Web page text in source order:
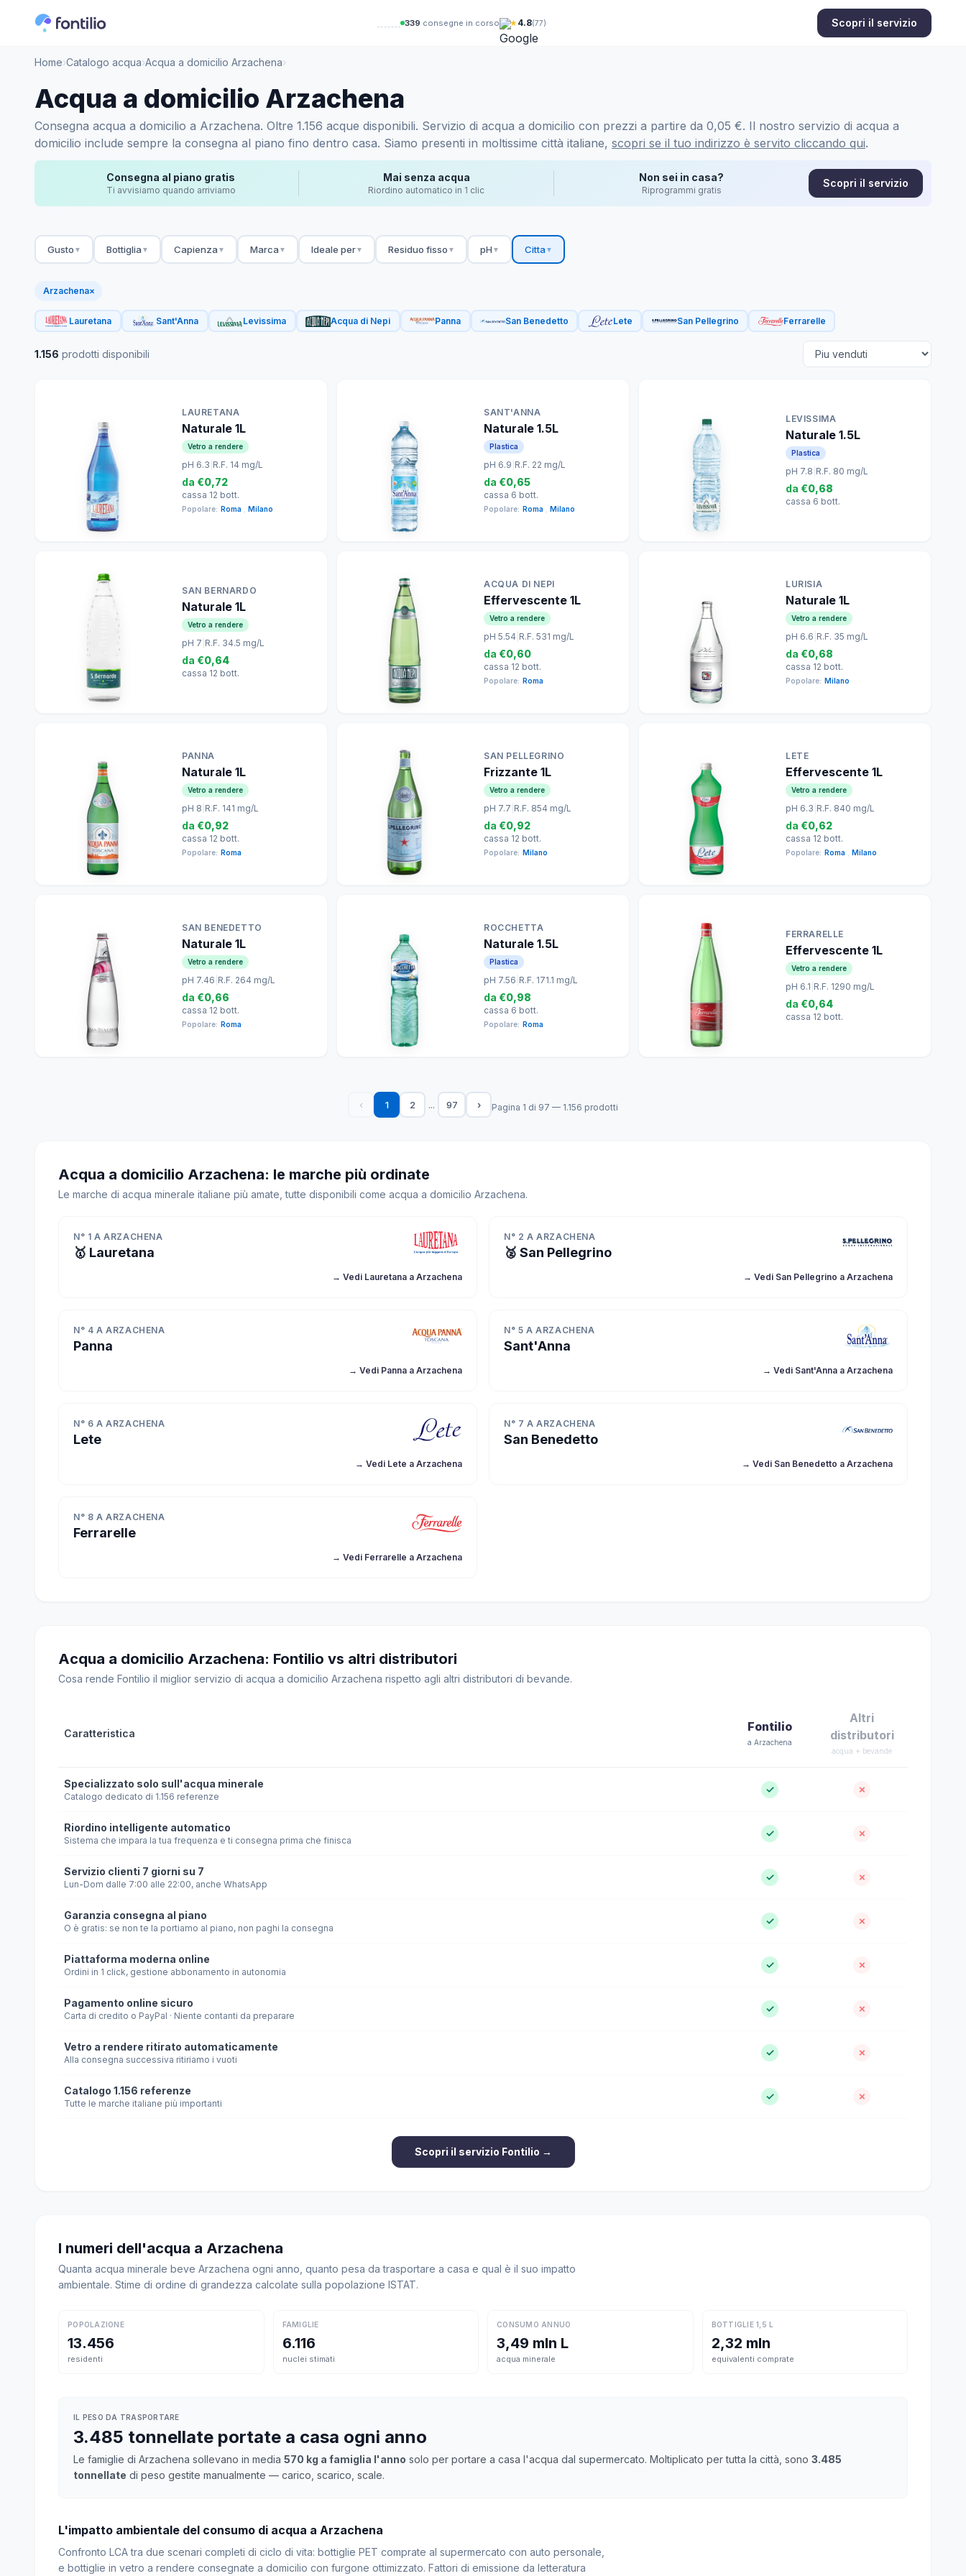
340 consegne in corso ★4.8(77) Scopri il servizio
Home›Catalogo acqua›Acqua a domicilio Arzachena›
Acqua a domicilio Arzachena
Consegna acqua a domicilio a Arzachena. Oltre 1.156 acque disponibili. Servizio di acqua a domicilio con prezzi a partire da 0,05 €. Il nostro servizio di acqua a
domicilio include sempre la consegna al piano fino dentro casa. Siamo presenti in moltissime città italiane, scopri se il tuo indirizzo è servito cliccando qui.
Consegna al piano gratis
Ti avvisiamo quando arriviamo
Mai senza acqua
Riordino automatico in 1 clic
Non sei in casa?
Riprogrammi gratis
Scopri il servizio
Gusto ▼ Bottiglia ▼ Capienza ▼ Marca ▼ Ideale per▼ Residuo fisso ▼ pH ▼ Citta▼
Arzachena×
Lauretana Sant'Anna Levissima Acqua di Nepi Panna San Benedetto Lete San Pellegrino Ferrarelle
1.156 prodotti disponibili
LAURETANA
Naturale 1L
Vetro a rendere
pH 6.3 R.F. 14 mg/L
da €0,72
cassa 12 bott.
Popolare: Roma Milano
SANT'ANNA
Naturale 1.5L
Plastica
pH 6.9 R.F. 22 mg/L
da €0,65
cassa 6 bott.
Popolare: Roma Milano
LEVISSIMA
Naturale 1.5L
Plastica
pH 7.8 R.F. 80 mg/L
da €0,68
cassa 6 bott.
SAN BERNARDO
Naturale 1L
Vetro a rendere
pH 7 R.F. 34.5 mg/L
da €0,64
cassa 12 bott.
ACQUA DI NEPI
Effervescente 1L
Vetro a rendere
pH 5.54 R.F. 531 mg/L
da €0,60
cassa 12 bott.
Popolare: Roma
LURISIA
Naturale 1L
Vetro a rendere
pH 6.6 R.F. 35 mg/L
da €0,68
cassa 12 bott.
Popolare: Milano
PANNA
Naturale 1L
Vetro a rendere
pH 8 R.F. 141 mg/L
da €0,92
cassa 12 bott.
Popolare: Roma
SAN PELLEGRINO
Frizzante 1L
Vetro a rendere
pH 7.7 R.F. 854 mg/L
da €0,92
cassa 12 bott.
Popolare: Milano
LETE
Effervescente 1L
Vetro a rendere
pH 6.3 R.F. 840 mg/L
da €0,62
cassa 12 bott.
Popolare: Roma Milano
SAN BENEDETTO
Naturale 1L
Vetro a rendere
pH 7.46 R.F. 264 mg/L
da €0,66
cassa 12 bott.
Popolare: Roma
ROCCHETTA
Naturale 1.5L
Plastica
pH 7.56 R.F. 171.1 mg/L
da €0,98
cassa 6 bott.
Popolare: Roma
FERRARELLE
Effervescente 1L
Vetro a rendere
pH 6.1 R.F. 1290 mg/L
da €0,64
cassa 12 bott.
‹ 1 2 ... 97 › Pagina 1 di 97 — 1.156 prodotti
Acqua a domicilio Arzachena: le marche più ordinate
Le marche di acqua minerale italiane più amate, tutte disponibili come acqua a domicilio Arzachena.
N° 1 A ARZACHENA
🥇 Lauretana
→ Vedi Lauretana a Arzachena
N° 2 A ARZACHENA
🥈 San Pellegrino
→ Vedi San Pellegrino a Arzachena
N° 4 A ARZACHENA
Panna
→ Vedi Panna a Arzachena
N° 5 A ARZACHENA
Sant'Anna
→ Vedi Sant'Anna a Arzachena
N° 6 A ARZACHENA
Lete
→ Vedi Lete a Arzachena
N° 7 A ARZACHENA
San Benedetto
→ Vedi San Benedetto a Arzachena
N° 8 A ARZACHENA
Ferrarelle
→ Vedi Ferrarelle a Arzachena
Acqua a domicilio Arzachena: Fontilio vs altri distributori
Cosa rende Fontilio il miglior servizio di acqua a domicilio Arzachena rispetto agli altri distributori di bevande.
Caratteristica Fontilio
a Arzachena
Altri
distributori
acqua + bevande
Specializzato solo sull'acqua minerale
Catalogo dedicato di 1.156 referenze
✓ ✗
Riordino intelligente automatico
Sistema che impara la tua frequenza e ti consegna prima che finisca
✓ ✗
Servizio clienti 7 giorni su 7
Lun-Dom dalle 7:00 alle 22:00, anche WhatsApp
✓ ✗
Garanzia consegna al piano
O è gratis: se non te la portiamo al piano, non paghi la consegna
✓ ✗
Piattaforma moderna online
Ordini in 1 click, gestione abbonamento in autonomia
✓ ✗
Pagamento online sicuro
Carta di credito o PayPal · Niente contanti da preparare
✓ ✗
Vetro a rendere ritirato automaticamente
Alla consegna successiva ritiriamo i vuoti
✓ ✗
Catalogo 1.156 referenze
Tutte le marche italiane più importanti
✓ ✗
Scopri il servizio Fontilio →
I numeri dell'acqua a Arzachena
Quanta acqua minerale beve Arzachena ogni anno, quanto pesa da trasportare a casa e qual è il suo impatto
ambientale. Stime di ordine di grandezza calcolate sulla popolazione ISTAT.
POPOLAZIONE
13.456
residenti
FAMIGLIE
6.116
nuclei stimati
CONSUMO ANNUO
3,49 mln L
acqua minerale
BOTTIGLIE 1,5 L
2,32 mln
equivalenti comprate
IL PESO DA TRASPORTARE
3.485 tonnellate portate a casa ogni anno
Le famiglie di Arzachena sollevano in media 570 kg a famiglia l'anno solo per portare a casa l'acqua dal supermercato. Moltiplicato per tutta la città, sono 3.485
tonnellate di peso gestite manualmente — carico, scarico, scale.
L'impatto ambientale del consumo di acqua a Arzachena
Confronto LCA tra due scenari completi di ciclo di vita: bottiglie PET comprate al supermercato con auto personale,
e bottiglie in vetro a rendere consegnate a domicilio con furgone ottimizzato. Fattori di emissione da letteratura